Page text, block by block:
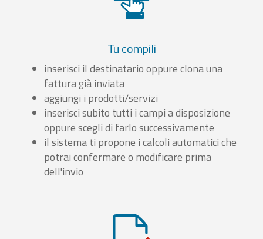
Tu compili
inserisci il destinatario oppure clona una
fattura già inviata
aggiungi i prodotti/servizi
inserisci subito tutti i campi a disposizione
oppure scegli di farlo successivamente
il sistema ti propone i calcoli automatici che
potrai confermare o modificare prima
dell'invio